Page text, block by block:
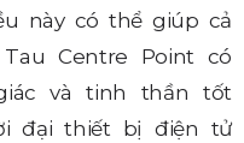
này có thể giúp cả
Centre Point có
và tinh thần tốt
đại thiết bị điện tử